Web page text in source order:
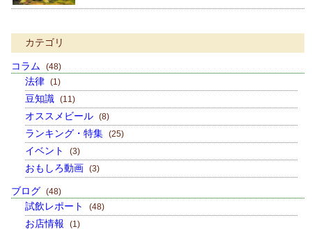
カテゴリ
コラム (48)
法律 (1)
豆知識 (11)
オススメビール (8)
ランキング・特集 (25)
イベント (3)
おもしろ動画 (3)
ブログ (48)
試飲レポート (48)
お店情報 (1)